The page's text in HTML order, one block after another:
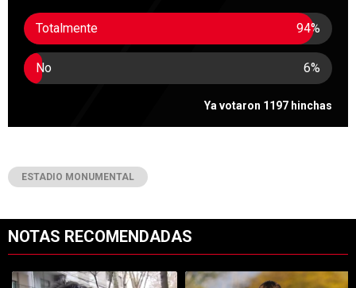
Totalmente 94%
No 6%
Ya votaron 1197 hinchas
ESTADIO MONUMENTAL
NOTAS RECOMENDADAS
Un artículo de tendencia con el título "Rompió el silencio: Francisco
Un artículo de tendencia con el